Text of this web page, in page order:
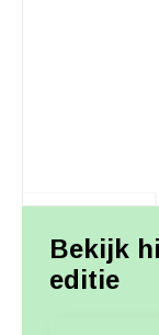
Bekijk
editie